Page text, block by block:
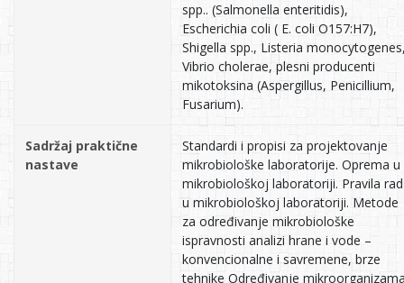
spp.. (Salmonella enteritidis),
Escherichia coli ( E. coli O157:H7),
Shigella spp., Listeria
Vibrio cholerae, plesni producenti
mikotoksina (Aspergillus, Penicillium,
Fusarium).
Sadržaj praktične
nastave
Standardi i propisi za projektovanje
mikrobiološke laboratorije. Oprema u
mikrobiološkoj laboratoriji. Pravila
u mikrobiološkoj laboratoriji. Metode
za određivanje mikrobiološke
ispravnosti analizi hrane i vode –
konvencionalne i savremene, brze
tehnike Određivanje